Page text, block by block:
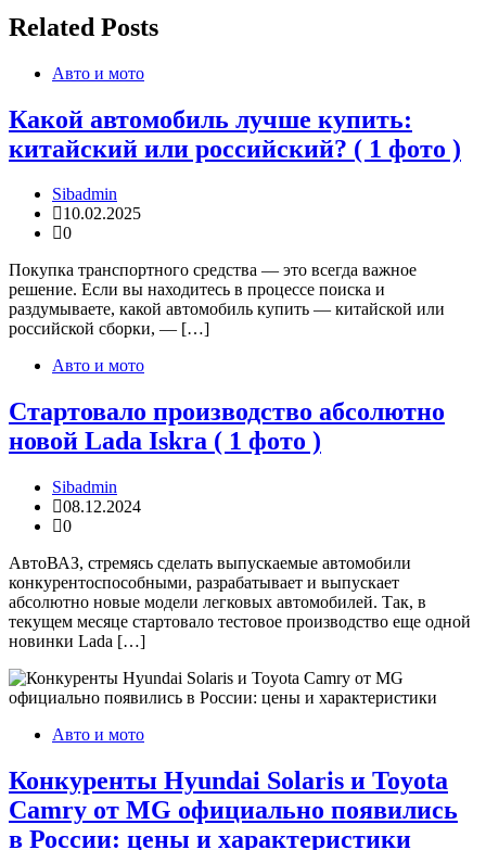
Related Posts
Авто и мото
Какой автомобиль лучше купить:
китайский или российский? ( 1 фото )
Sibadmin
10.02.2025
0
Покупка транспортного средства — это всегда важное
решение. Если вы находитесь в процессе поиска и
раздумываете, какой автомобиль купить — китайской или
российской сборки, — […]
Авто и мото
Стартовало производство абсолютно
новой Lada Iskra ( 1 фото )
Sibadmin
08.12.2024
0
АвтоВАЗ, стремясь сделать выпускаемые автомобили
конкурентоспособными, разрабатывает и выпускает
абсолютно новые модели легковых автомобилей. Так, в
текущем месяце стартовало тестовое производство еще одной
новинки Lada […]
Авто и мото
Конкуренты Hyundai Solaris и Toyota
Camry от MG официально появились
в России: цены и характеристики